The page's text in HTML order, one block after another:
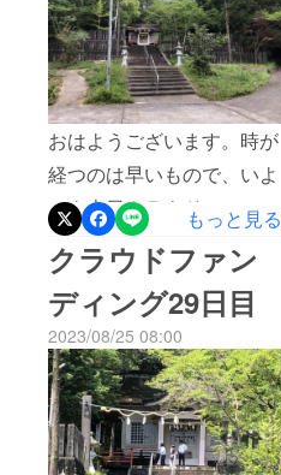
おはようございます。時が
経つのは早いもので、いよ
いよ本日クラウドファン
ディングでの募集は最終日
を迎えることとなりまし
た。まずは、ご支援いただ
いた皆様、本当にありがと
うございます。皆様のご支
援のお気持ちをしっかりと
当実行委員会にて伝えてい
もっと見る
クラウドファン
ディング29日目
2023/08/25 08:00